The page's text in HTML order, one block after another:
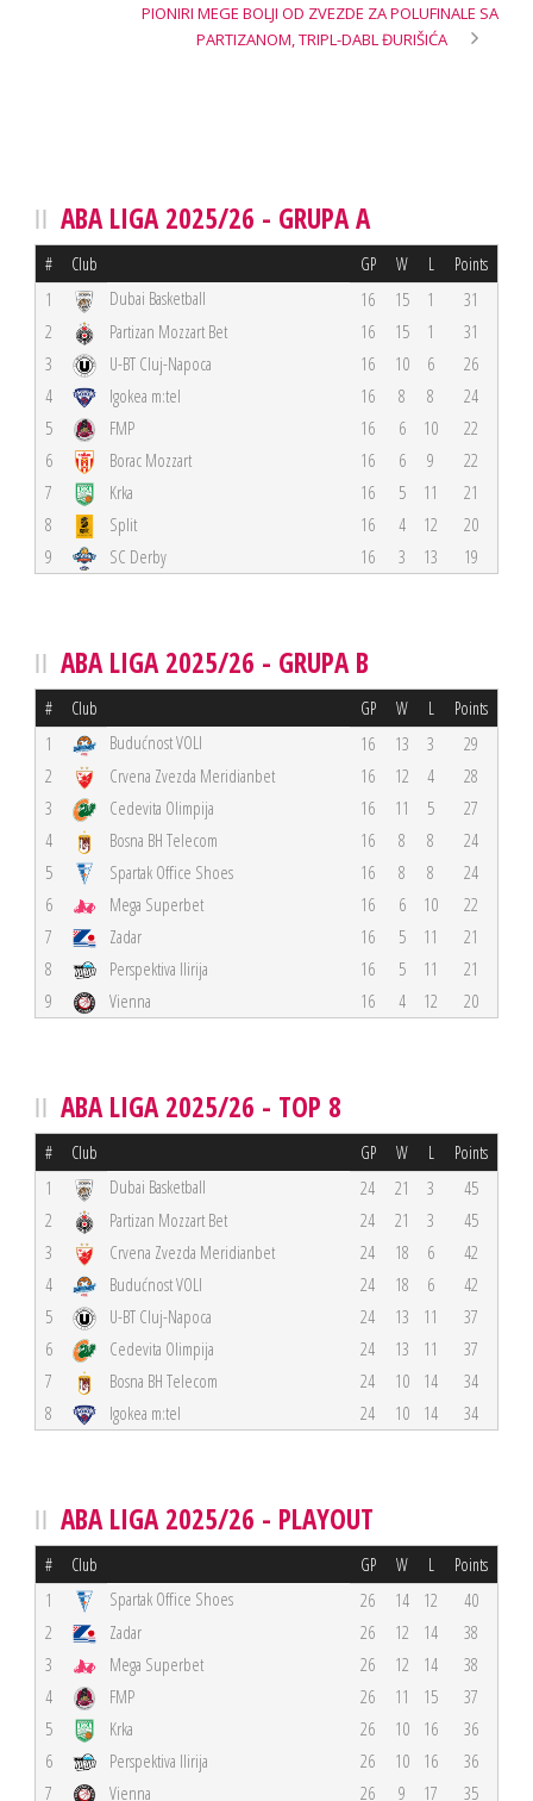
PIONIRI MEGE BOLJI OD ZVEZDE ZA POLUFINALE SA
PARTIZANOM, TRIPL-DABL ĐURIŠIĆA
ABA LIGA 2025/26 - GRUPA A
# Club GP W L Points
1 Dubai Basketball 16 15 1
31
2
Partizan Mozzart Bet 16 15 1
31
3
U-BT Cluj-Napoca 16 10 6
26
4
Igokea m:tel 16 8 8
24
5
FMP 16 6 10
22
6
Borac Mozzart 16 6 9
22
7
Krka 16 5 11
21
8
Split 16 4 12
20
9
SC Derby 16 3 13 19
ABA LIGA 2025/26 - GRUPA B
# Club GP W L Points
1 Budućnost VOLI 16 13 3
29
2
Crvena Zvezda Meridianbet 16 12 4
28
3
Cedevita Olimpija 16 11 5
27
4
Bosna BH Telecom 16 8 8
24
5
Spartak Office Shoes 16 8 8
24
6
Mega Superbet 16 6 10
22
7
Zadar 16 5 11
21
8
Perspektiva Ilirija 16 5 11
21
9
Vienna 16 4 12 20
ABA LIGA 2025/26 - TOP 8
# Club GP W L Points
1 Dubai Basketball 24 21 3
45
2
Partizan Mozzart Bet 24 21 3
45
3
Crvena Zvezda Meridianbet 24 18 6
42
4
Budućnost VOLI 24 18 6
42
5
U-BT Cluj-Napoca 24 13 11
37
6
Cedevita Olimpija 24 13 11
37
7
Bosna BH Telecom 24 10 14
34
8
Igokea m:tel 24 10 14 34
ABA LIGA 2025/26 - PLAYOUT
# Club GP W L Points
1 Spartak Office Shoes 26 14 12
40
2
Zadar 26 12 14
38
3
Mega Superbet 26 12 14
38
4
FMP 26 11 15
37
5
Krka 26 10 16
36
6
Perspektiva Ilirija 26 10 16
36
7
Vienna 26 9 17 35